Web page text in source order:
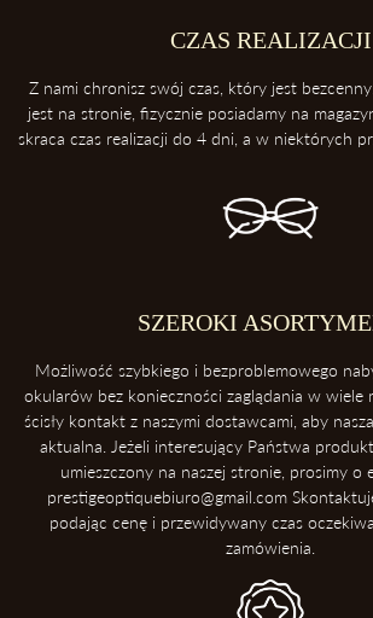
Etui ochroni twoje okulary przed uderzeniami
3. Zawsze odkładaj soczewki przednią
Dzięki temu ochronisz soczewki przed
4. Unikaj kontaktu z wysokimi temperaturami
źródeł ciepła takich, jak deska rozdzielcza
5. Ściąganie okularów
CZAS REALIZACJI
Z nami chronisz swój czas, który jest
jest na stronie, fizycznie posiadamy na
skraca czas realizacji do 4 dni, a w niektórych
SZEROKI
Możliwość szybkiego i bezproblemowego
okularów bez konieczności zaglądania w wiele
ścisły kontakt z naszymi dostawcami, aby
aktualna. Jeżeli interesujący Państwa
umieszczony na naszej stronie, prosimy o
prestigeoptiquebiuro@gmail.com
podając cenę i przewidywany czas
zamówienia.